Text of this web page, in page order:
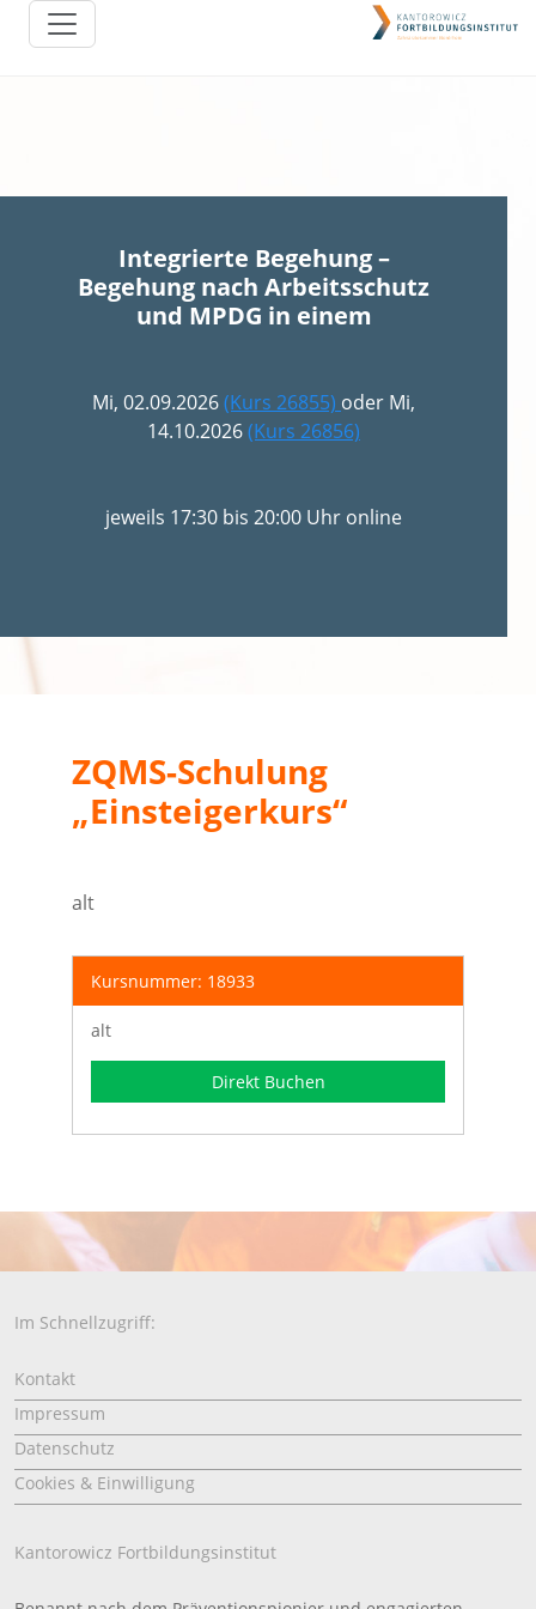
Integrierte Begehung –
Begehung nach Arbeitsschutz
und MPDG in einem
Mi, 02.09.2026(Kurs 26855) oder Mi,
14.10.2026(Kurs 26856)
jeweils 17:30 bis 20:00 Uhr online
ZQMS-Schulung
„Einsteigerkurs“
alt
Kursnummer: 18933
alt
Direkt Buchen
Im Schnellzugriff:
Kontakt
Impressum
Datenschutz
Cookies & Einwilligung
Kantorowicz Fortbildungsinstitut